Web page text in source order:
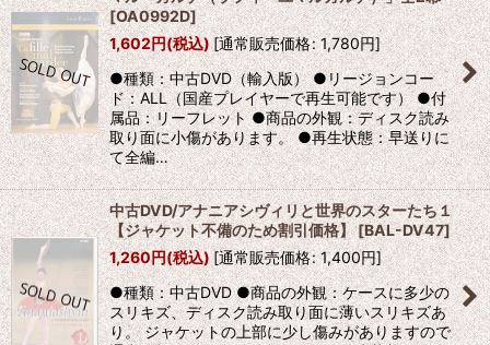
[OA0992D]
1,602円(税込)[通常販売価格: 1,780円]
●種類：中古DVD（輸入版） ●リージョンコー
ド：ALL（国産プレイヤーで再生可能です） ●付
属品：リーフレット ●商品の外観：ディスク読み
取り面に小傷があります。 ●再生状態：早送りに
て全編…
中古DVD/アナニアシヴィリと世界のスターたち１
【ジャケット不備のため割引価格】[BAL-DV47]
1,260円(税込) [通常販売価格: 1,400円]
●種類：中古DVD ●商品の外観：ケースに多少の
スリキズ、ディスク読み取り面に薄いスリキズあ
り。 ジャケットの上部に少し傷みがありますので